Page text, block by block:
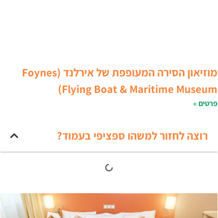
מוזיאון הסירה המעופפת של אירלנד (Foynes
Flying Boat & Maritime Museum)
פרטים »
רוצה לחזור למשהו ספציפי בעמוד?